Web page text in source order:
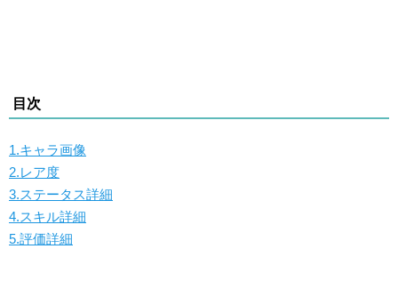
目次
1.キャラ画像
2.レア度
3.ステータス詳細
4.スキル詳細
5.評価詳細